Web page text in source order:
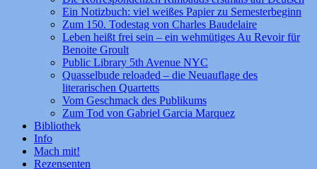
Ein Notizbuch: viel weißes Papier zu Semesterbeginn
Zum 150. Todestag von Charles Baudelaire
Leben heißt frei sein – ein wehmütiges Au Revoir für
Benoite Groult
Public Library 5th Avenue NYC
Quasselbude reloaded – die Neuauflage des
literarischen Quartetts
Vom Geschmack des Publikums
Zum Tod von Gabriel Garcia Marquez
Bibliothek
Info
Mach mit!
Rezensenten